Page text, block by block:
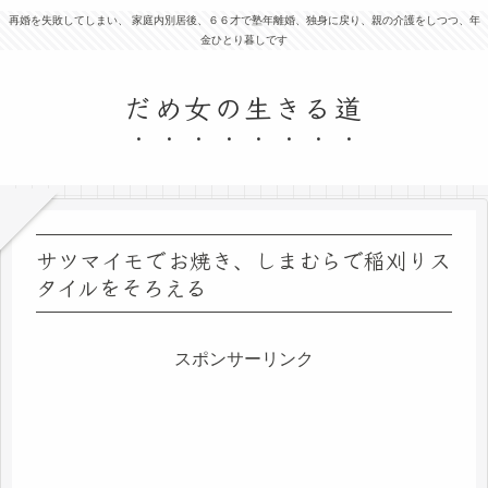
再婚を失敗してしまい、 家庭内別居後、６６才で塾年離婚、独身に戻り、親の介護をしつつ、年
金ひとり暮しです
だめ女の生きる道
サツマイモでお焼き、しまむらで稲刈りス
タイルをそろえる
スポンサーリンク